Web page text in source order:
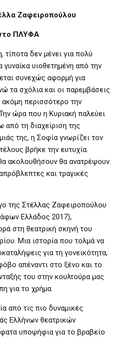
Ζαφειροπούλου
ΠΛΥΦΑ
τίποτα δεν μένει για πολύ
υιοθετημένη από την
συνεχώς αφορμή για
τα σχόλια και οι παρεμβάσεις
ακόμη περισσότερο την
ώρα που η Κυριακή παλεύει
τη διαχείριση της
της, η Σοφία γνωρίζει τον
βρήκε την ευτυχία.
ακολουθήσουν θα ανατρέψουν
και τραγικές
της Στέλλας Ζαφειροπούλου
Ελλάδος 2017),
στη θεατρική σκηνή του
Μια ιστορία που τολμά να
για τη γονεϊκότητα,
απέναντι στο ξένο και το
του στην κουλτούρα μας
για το χρήμα.
από τις πιο δυναμικές
Ελλήνων θεατρικών
υποψήφια για το βραβείο